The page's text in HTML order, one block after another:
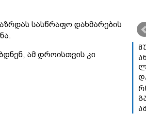
სასწრაფო დახმარების
ამ დროისთვის კი